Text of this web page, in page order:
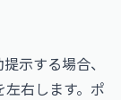
示する場合、
右します。ポ